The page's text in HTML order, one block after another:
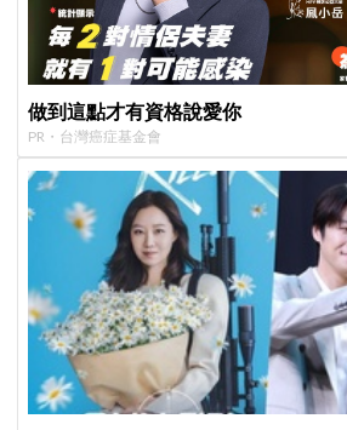
做到這點才有資格說愛你
PR・台灣癌症基金會